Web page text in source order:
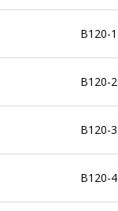
B120-1
B120-2
B120-3
B120-4